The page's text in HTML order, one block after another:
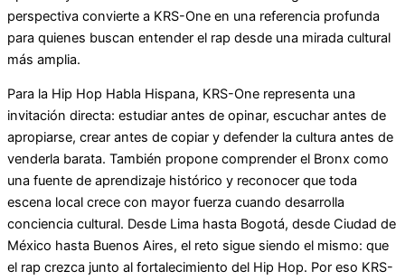
perspectiva convierte a KRS-One en una referencia profunda
para quienes buscan entender el rap desde una mirada cultural
más amplia.
Para la Hip Hop Habla Hispana, KRS-One representa una
invitación directa: estudiar antes de opinar, escuchar antes de
apropiarse, crear antes de copiar y defender la cultura antes de
venderla barata. También propone comprender el Bronx como
una fuente de aprendizaje histórico y reconocer que toda
escena local crece con mayor fuerza cuando desarrolla
conciencia cultural. Desde Lima hasta Bogotá, desde Ciudad de
México hasta Buenos Aires, el reto sigue siendo el mismo: que
el rap crezca junto al fortalecimiento del Hip Hop. Por eso KRS-